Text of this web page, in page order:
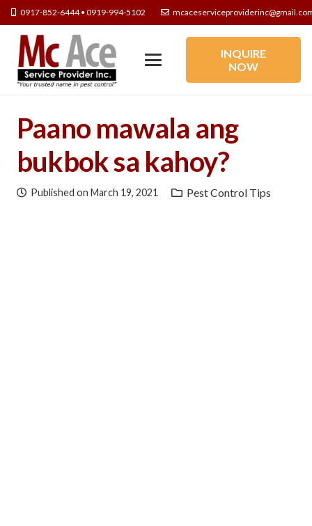
0917-852-6444 • 0919-994-5102
INQUIRE
NOW
Paano mawala ang
bukbok sa kahoy?
Published on March 19, 2021 Pest Control Tips